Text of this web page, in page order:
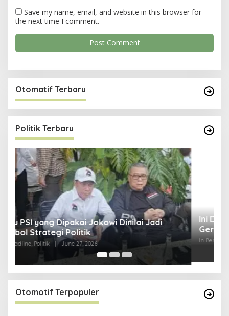
Save my name, email, and website in this browser for
the next time I comment.
Otomatif Terbaru
Politik Terbaru
Ini Dia Hubungan Partai Garuda dengan
Gerindra
In Berita, Politik | February 19, 2018
Otomotif Terpopuler